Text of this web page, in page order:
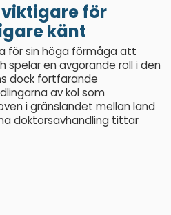
för
känt
för sin höga förmåga att
spelar en avgörande roll i den
dock fortfarande
av kol som
i gränslandet mellan land
doktorsavhandling tittar